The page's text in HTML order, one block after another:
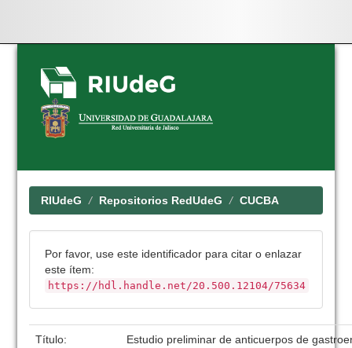
Skip
navigation
RIUdeG Repositorios RedUdeG CUCBA
Por favor, use este identificador para citar o enlazar
este ítem:
https://hdl.handle.net/20.500.12104/75634
Título:
Estudio preliminar de anticuerpos de